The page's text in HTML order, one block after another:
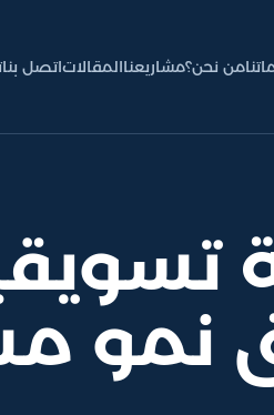
من نحن؟مشاريعناالمقالاتاتصل بنا
نمو